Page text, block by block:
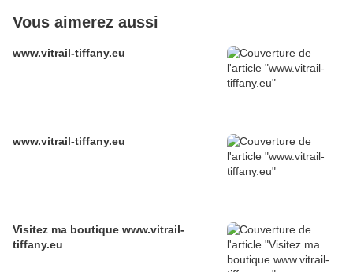
Vous aimerez aussi
www.vitrail-tiffany.eu
www.vitrail-tiffany.eu
Visitez ma boutique www.vitrail-
tiffany.eu